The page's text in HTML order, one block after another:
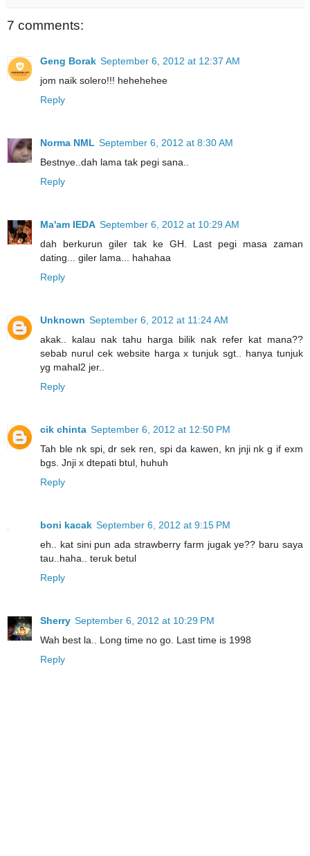
7 comments:
Geng Borak September 6, 2012 at 12:37 AM
jom naik solero!!! hehehehee
Reply
Norma NML September 6, 2012 at 8:30 AM
Bestnye..dah lama tak pegi sana..
Reply
Ma'am IEDA September 6, 2012 at 10:29 AM
dah berkurun giler tak ke GH. Last pegi masa zaman
dating... giler lama... hahahaa
Reply
Unknown September 6, 2012 at 11:24 AM
akak.. kalau nak tahu harga bilik nak refer kat mana??
sebab nurul cek website harga x tunjuk sgt.. hanya tunjuk
yg mahal2 jer..
Reply
cik chinta September 6, 2012 at 12:50 PM
Tah ble nk spi, dr sek ren, spi da kawen, kn jnji nk g if exm
bgs. Jnji x dtepati btul, huhuh
Reply
boni kacak September 6, 2012 at 9:15 PM
eh.. kat sini pun ada strawberry farm jugak ye?? baru saya
tau..haha.. teruk betul
Reply
Sherry September 6, 2012 at 10:29 PM
Wah best la.. Long time no go. Last time is 1998
Reply